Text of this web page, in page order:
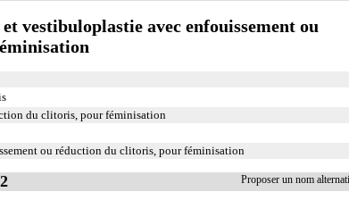
vestibuloplastie avec enfouissement ou
du clitoris, pour féminisation
ou réduction du clitoris, pour féminisation
Proposer un nom